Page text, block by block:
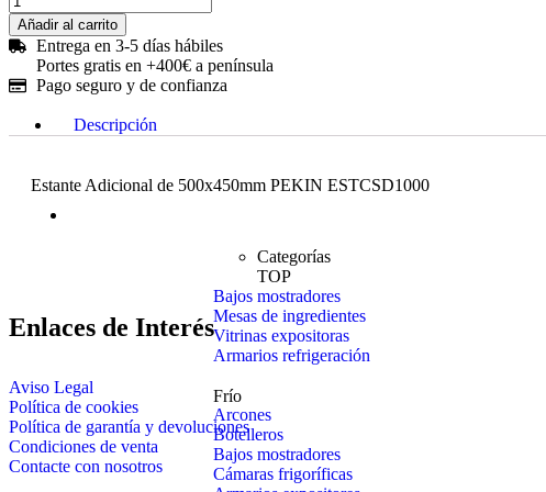
Categorías
TOP
Bajos mostradores
Mesas de ingredientes
Vitrinas expositoras
Armarios refrigeración
Frío
Arcones
Botelleros
Bajos mostradores
Cámaras frigoríficas
Añadir al carrito
Entrega en 3-5 días hábiles
Portes gratis en +400€ a península
Pago seguro y de confianza
Descripción
Estante Adicional de 500x450mm PEKIN ESTCSD1000
Enlaces de Interés
Aviso Legal
Política de cookies
Política de garantía y devoluciones
Condiciones de venta
Contacte con nosotros